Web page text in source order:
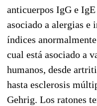
anticuerpos IgG e
asociado a alergias e
índices
cual está asociado a
humanos, desde
hasta esclerosis
Gehrig. Los ratones